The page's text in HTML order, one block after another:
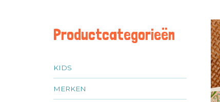
Productcategorieën
KIDS
MERKEN